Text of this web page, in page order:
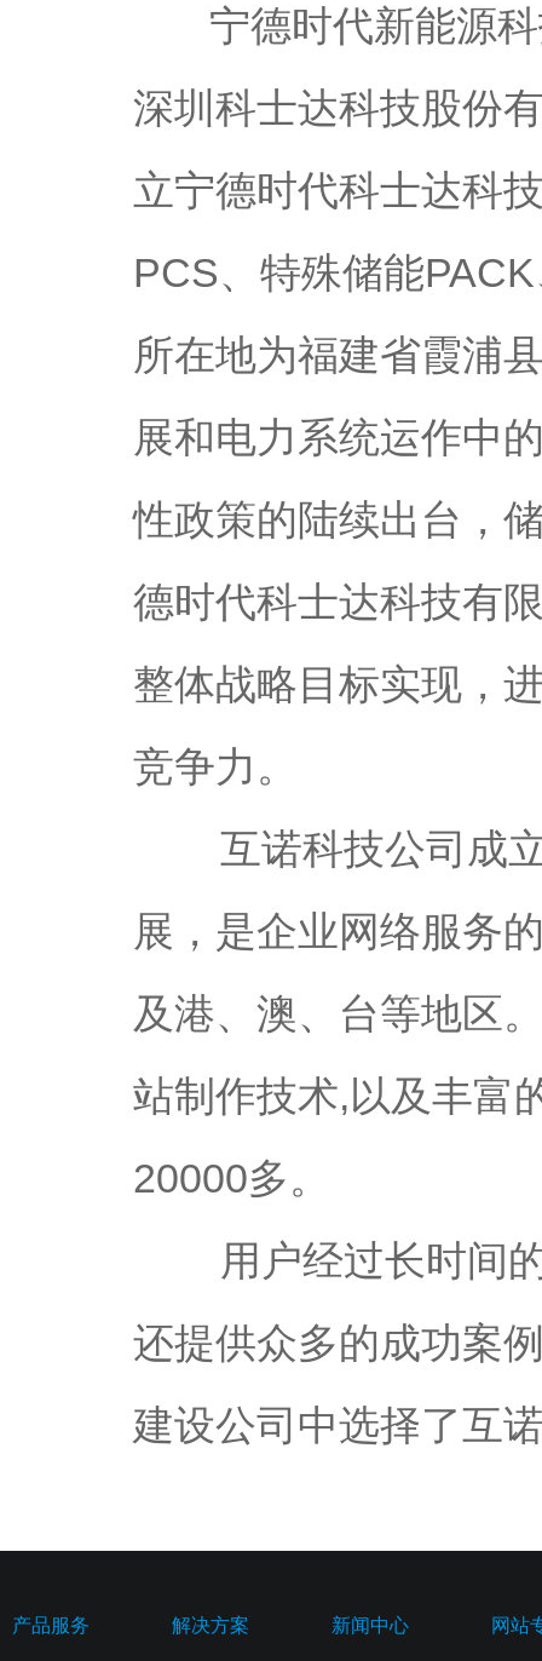
宁德时代新能源科
深圳科士达科技股份
立宁德时代科士达科
PCS、特殊储能
所在地为福建省霞浦
展和电力系统运作中
性政策的陆续出台，
德时代科士达科技有
整体战略目标实现，
竞争力。
互诺科技公司成立
展，是企业网络服务
及港、澳、台等地区
站制作技术,以及丰富
20000多。
用户经过长时间的
还提供众多的成功案
建设公司中选择了互
产品服务 解决方案 新闻中心 网站